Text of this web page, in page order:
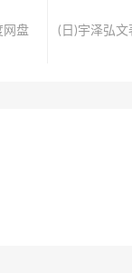
网盘
(日)宇泽弘